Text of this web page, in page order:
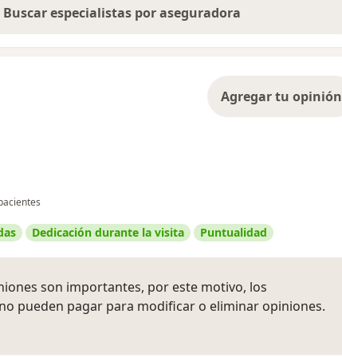
Buscar especialistas por aseguradora
Agregar tu opinión
Dedicación durante la visita Puntualidad
son importantes, por este motivo, los
pueden pagar para modificar o eliminar opiniones.